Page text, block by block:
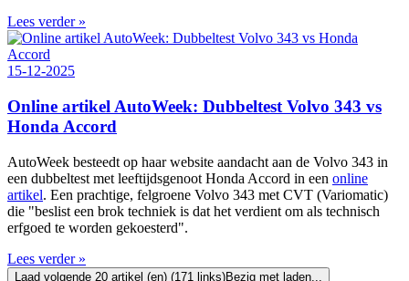
Lees verder »
15-12-2025
Online artikel AutoWeek: Dubbeltest Volvo 343 vs
Honda Accord
AutoWeek besteedt op haar website aandacht aan de Volvo 343 in
een dubbeltest met leeftijdsgenoot Honda Accord in een online
artikel. Een prachtige, felgroene Volvo 343 met CVT (Variomatic)
die "beslist een brok techniek is dat het verdient om als technisch
erfgoed te worden gekoesterd".
Lees verder »
Laad volgende 20 artikel (en) (171 links)Bezig met laden...